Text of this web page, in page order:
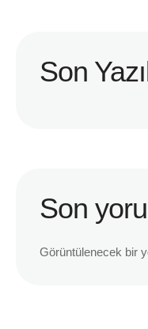
Son
Son
Görüntülenecek bir